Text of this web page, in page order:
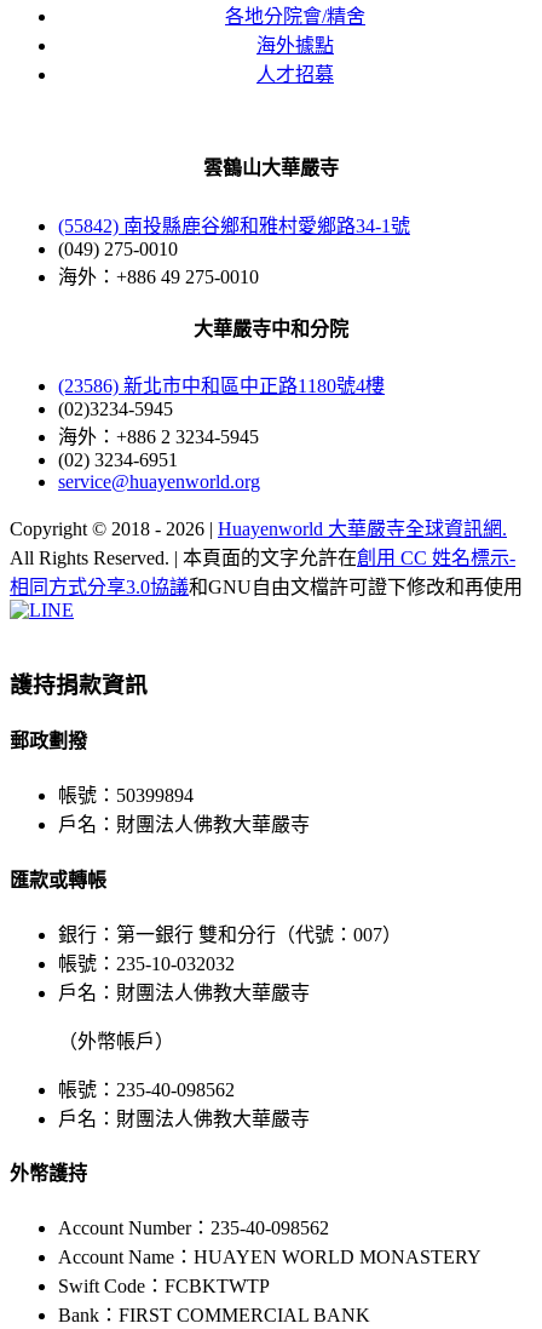
各地分院會/精舍
海外據點
人才招募
雲鶴山大華嚴寺
(55842) 南投縣鹿谷鄉和雅村愛鄉路34-1號
(049) 275-0010
海外：+886 49 275-0010
大華嚴寺中和分院
(23586) 新北市中和區中正路1180號4樓
(02)3234-5945
海外：+886 2 3234-5945
(02) 3234-6951
service@huayenworld.org
Copyright © 2018 - 2026 | Huayenworld 大華嚴寺全球資訊網.
All Rights Reserved. | 本頁面的文字允許在創用 CC 姓名標示-
相同方式分享3.0協議和GNU自由文檔許可證下修改和再使用
Facebook
X
WeChat
YouTube
LINE
Bar
Area
護持捐款資訊
郵政劃撥
帳號：50399894
戶名：財團法人佛教大華嚴寺
匯款或轉帳
銀行：第一銀行 雙和分行（代號：007）
帳號：235-10-032032
戶名：財團法人佛教大華嚴寺
（外幣帳戶）
帳號：235-40-098562
戶名：財團法人佛教大華嚴寺
外幣護持
Account Number：235-40-098562
Account Name：HUAYEN WORLD MONASTERY
Swift Code：FCBKTWTP
Bank：FIRST COMMERCIAL BANK